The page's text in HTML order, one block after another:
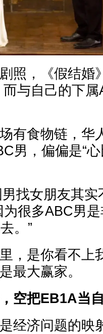
，《假结婚
与自己的下
食物链，华
男，偏偏是“
女朋友其实
为很多ABC男
。”
是你看不上
最大赢家。
空把EB1A当
济问题的映